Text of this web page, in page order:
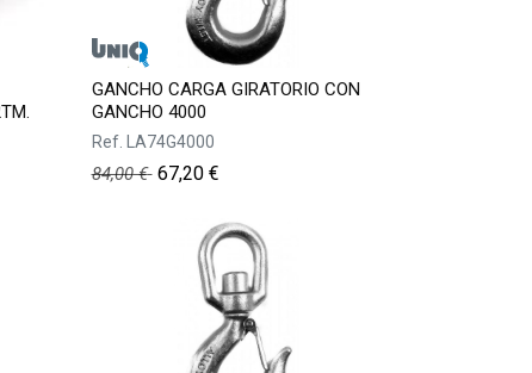
GANCHO CARGA GIRATORIO CON
GANCHO 4000
Ref. LA74G4000
84,00€ 67,20€